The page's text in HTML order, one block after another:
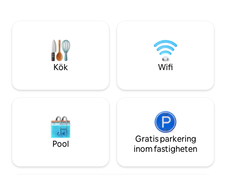
Vårt syfte är att göra detta till ett unikt
ögonblick, trots allt består livet av
ÖGONBLICK!!!!!
beläget mindre
stränder,
Kök Wifi
Pool
Gratis parkering
inom fastigheten